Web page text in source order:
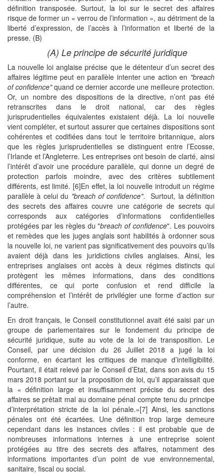
définition transposée. Surtout, la loi sur le secret des affaires
risque de former un « verrou de l’information », au détriment de la
liberté d’expression, de l’accès à l’information et liberté de la
presse. (B)
(A) Le principe de sécurité juridique
La nouvelle loi anglaise précise que le détenteur d’un secret des
affaires légitime peut en parallèle intenter une action en "breach
of confidence"quand ce dernier accorde une meilleure protection.
Or, un nombre des dispositions de la directive, n’ont pas été
retranscrites dans le droit national, car des règles
jurisprudentielles équivalentes existaient déjà. La loi nouvelle
vient compléter, et surtout assurer que certaines dispositions sont
cohérentes et codifiées dans tout le territoire britannique, alors
que les règles jurisprudentielles se distinguent entre l’Ecosse,
l’Irlande et l’Angleterre. Les entreprises ont besoin de clarté, ainsi
l’intérêt d’avoir une procédure parallèle, qui donne un degré de
protection parfois moindre, avec des critères subtilement
différents, est limité. [6]En effet, la loi nouvelle introduit un régime
parallèle à celui du "breach of confidence". Surtout, la définition
des secrets des affaires couvre une catégorie de secrets qui
corresponds aux catégories d’informations confidentielles
protégées par les règles du "breach of confidence". Les pouvoirs
et remèdes que les juges anglais sont habilités à ordonner sous
la nouvelle loi, ne varient pas significativement des pouvoirs qu’ils
avaient déjà dans les juridictions civiles anglaises. Ainsi, les
entreprises anglaises ont accès à deux régimes distincts qui
protègent les mêmes informations, dans des conditions
différentes, ce qui porte confusion et rend difficile la
compréhension et l’intérêt de privilégier une forme d’action sur
l’autre.
En droit français, le Conseil constitutionnel avait été saisi par un
groupe de parlementaires sur le fondement du principe de
sécurité juridique, suite au vote de la loi de transposition. Le
Conseil, par une décision du 26 Juillet 2018 a jugé la loi
conforme, en écartant les critiques de manque d’intelligibilité.
Pourtant, il était relevé par le Conseil d’Etat, dans son avis du 15
mars 2018 portant sur la proposition de loi, qu’il apparaissait que
la « définition large et insuffisamment précise du secret des
affaires se prêtait mal au domaine pénal compte tenu du principe
d’interprétation stricte de la loi pénale.»[7] Ainsi, les sanctions
pénales ont été écartées. Une définition trop large demeure
cependant dans les instances civiles : il est probable que de
nombreuses informations internes à une entreprise soient
protégées au titre des secrets des affaires, notamment des
informations importantes d’un point de vue environnemental,
sanitaire, fiscal ou social.